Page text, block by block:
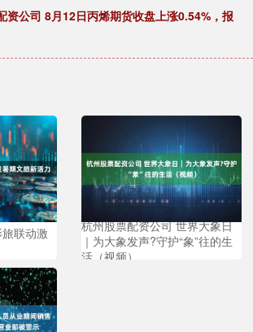
资公司 8月12日丙烯期货收盘上涨0.54%，报
联动激
杭州股票配资公司 世界大象日
｜为大象发声?守护“象”往的生
活（视频）